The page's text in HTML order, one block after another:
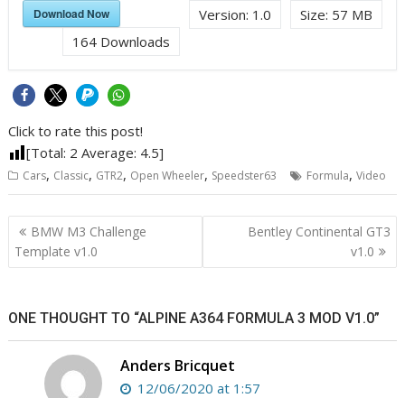
Size: 57 MB
Version: 1.0
Download Now
164Downloads
Click to rate this post!
[Total: 2 Average: 4.5]
Cars, Classic, GTR2, Open Wheeler, Speedster63 Formula,Video
Post
navigation
BMW M3 Challenge
Template v1.0
Bentley Continental GT3
v1.0
ONE THOUGHT TO “ALPINE A364 FORMULA 3 MOD V1.0”
Anders Bricquet
12/06/2020 at 1:57